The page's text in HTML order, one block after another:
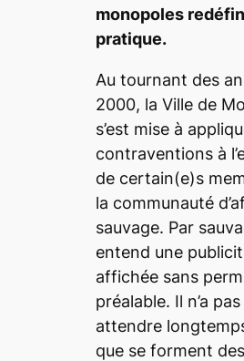
monopoles
pratique.
Au tournant des
2000, la Ville de
s’est mise à
contraventions à
de certain(e)s
la communauté
sauvage. Par
entend une
affichée sans
préalable. Il n’a
attendre
que se forment